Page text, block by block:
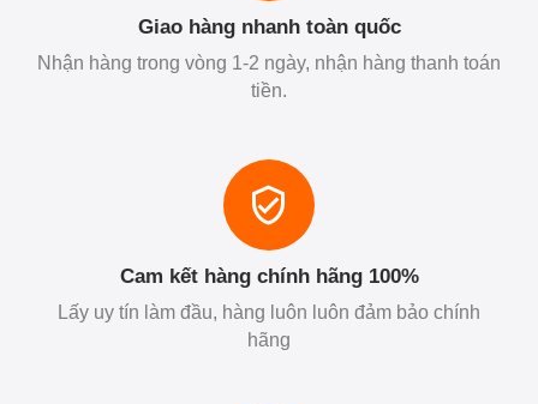
Giao hàng nhanh toàn quốc
Nhận hàng trong vòng 1-2 ngày, nhận hàng thanh toán
tiền.
Cam kết hàng chính hãng 100%
Lấy uy tín làm đầu, hàng luôn luôn đảm bảo chính
hãng